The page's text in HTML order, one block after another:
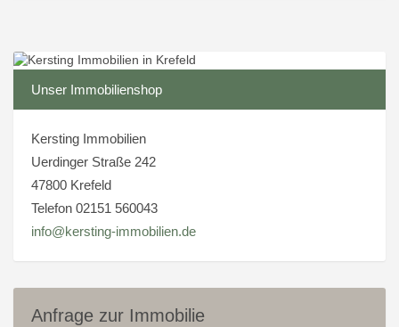
Unser Immobilienshop
Kersting Immobilien
Uerdinger Straße 242
47800 Krefeld
Telefon 02151 560043
info@kersting-immobilien.de
Anfrage zur Immobilie